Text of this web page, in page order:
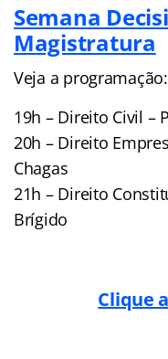
Semana
Magistratura
Veja a programação:
19h – Direito Civil –
20h – Direito
Chagas
21h – Direito
Brígido
Clique